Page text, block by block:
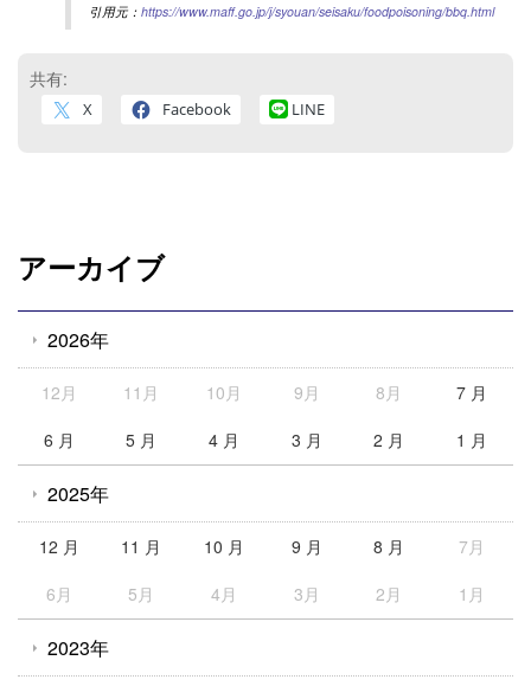
引用元： https://www.maff.go.jp/j/syouan/seisaku/foodpoisoning/bbq.html
共有:
X Facebook LINE
アーカイブ
2026年
12月 11月 10月 9月 8月 7 月
6 月 5 月 4 月 3 月 2 月 1 月
2025年
12 月 11 月 10 月 9 月 8 月 7月
6月 5月 4月 3月 2月 1月
2023年